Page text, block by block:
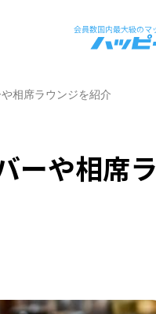
相席ラウンジを紹介
ーや相席ラ